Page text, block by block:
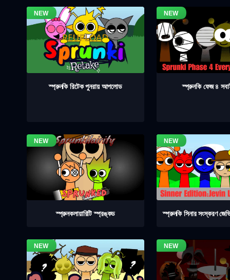
স্প্রুনকি রিটেক পুনরায় আপলোড স্প্রুনকি ফেজ ৪
স্প্রুনকলায়ারিটি স্প্রঙ্কড স্প্রুনকি সিনার সংস্করণ